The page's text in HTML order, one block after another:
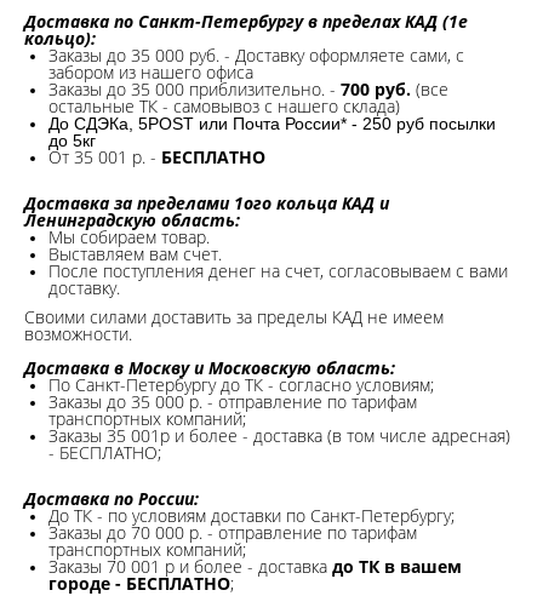
Доставка по Санкт-Петербургу в пределах КАД (1е
кольцо):
Заказы до 35 000 руб. - Доставку оформляете сами, с
забором из нашего офиса
Заказы до 35 000 приблизительно. - 700 руб. (все
остальные ТК - самовывоз с нашего склада)
До СДЭКа, 5POST или Почта России* - 250 руб посылки
до 5кг
От 35 001 р. - БЕСПЛАТНО
Доставка за пределами 1ого кольца КАД и
Ленинградскую область:
Мы собираем товар.
Выставляем вам счет.
После поступления денег на счет, согласовываем с вами
доставку.
Своими силами доставить за пределы КАД не имеем
возможности.​
Доставка в Москву и Московскую область:
По Санкт-Петербургу до ТК - согласно условиям;
Заказы до 35 000 р. - отправление по тарифам
транспортных компаний;
Заказы 35 001р и более - доставка (в том числе адресная)
- БЕСПЛАТНО;
Доставка по России:
До ТК - по условиям доставки по Санкт-Петербургу;
Заказы до 70 000 р. - отправление по тарифам
транспортных компаний;
Заказы 70 001 р и более - доставка до ТК в вашем
городе - БЕСПЛАТНО;